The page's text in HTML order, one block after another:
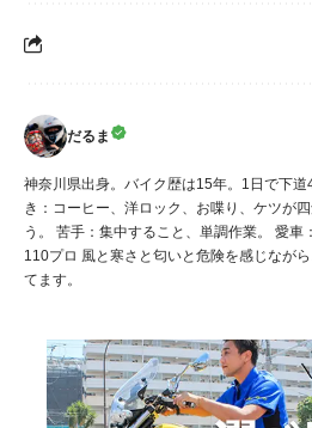
だるま
神奈川県出身。バイク歴は15年。1日で下
き：コーヒー、洋ロック、お喋り、ケツが
う。 苦手：集中すること、単調作業。 愛
110プロ 風と寒さと匂いと危険を感じなが
てます。